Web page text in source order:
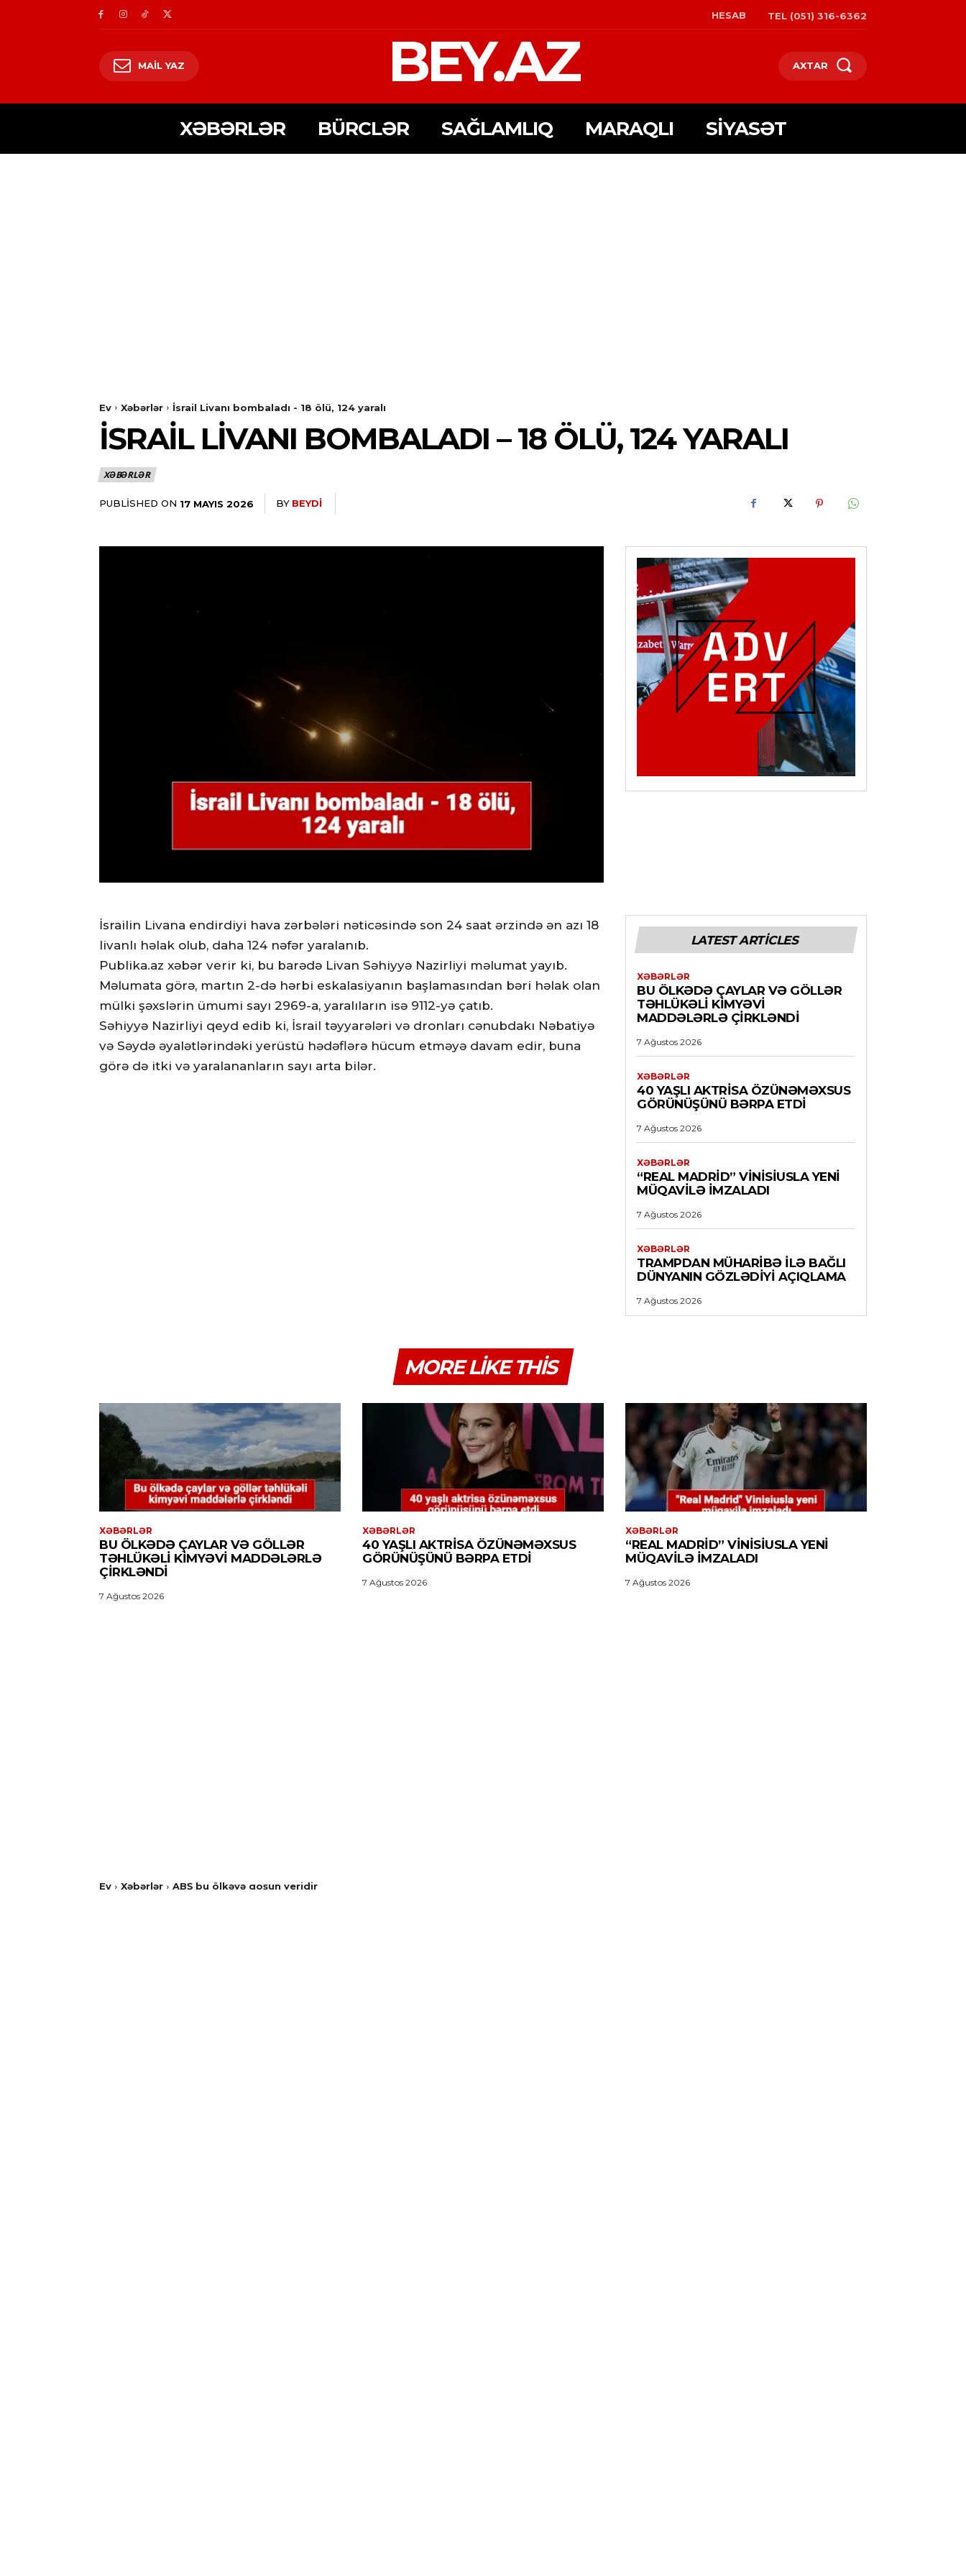
HESAB TEL (051) 316-6362
MAIL YAZ BEY.AZ AXTAR
XƏBƏRLƏR BÜRCLƏR SAĞLAMLIQ MARAQLI SIYASƏT
Ev Xəbərlər İsrail Livanı bombaladı - 18 ölü, 124 yaralı
İSRAIL LIVANI BOMBALADI – 18 ÖLÜ, 124 YARALI
XƏBƏRLƏR
PUBLISHED ON 17 MAYIS 2026 BY BEYDI
İsrailin Livana endirdiyi hava zərbələri nəticəsində son 24 saat ərzində ən azı 18
livanlı həlak olub, daha 124 nəfər yaralanıb.
Publika.az xəbər verir ki, bu barədə Livan Səhiyyə Nazirliyi məlumat yayıb.
Məlumata görə, martın 2-də hərbi eskalasiyanın başlamasından bəri həlak olan
mülki şəxslərin ümumi sayı 2969-a, yaralıların isə 9112-yə çatıb.
Səhiyyə Nazirliyi qeyd edib ki, İsrail təyyarələri və dronları cənubdakı Nəbatiyə
və Səydə əyalətlərindəki yerüstü hədəflərə hücum etməyə davam edir, buna
görə də itki və yaralananların sayı arta bilər.
LATEST ARTICLES
XƏBƏRLƏR
BU ÖLKƏDƏ ÇAYLAR VƏ GÖLLƏR
TƏHLÜKƏLI KIMYƏVI
MADDƏLƏRLƏ ÇIRKLƏNDI
7 Ağustos 2026
XƏBƏRLƏR
40 YAŞLI AKTRISA ÖZÜNƏMƏXSUS
GÖRÜNÜŞÜNÜ BƏRPA ETDI
7 Ağustos 2026
XƏBƏRLƏR
“REAL MADRID” VINISIUSLA YENI
MÜQAVILƏ IMZALADI
7 Ağustos 2026
XƏBƏRLƏR
TRAMPDAN MÜHARIBƏ ILƏ BAĞLI
DÜNYANIN GÖZLƏDIYI AÇIQLAMA
7 Ağustos 2026
MORE LIKE THIS
XƏBƏRLƏR
BU ÖLKƏDƏ ÇAYLAR VƏ GÖLLƏR
TƏHLÜKƏLI KIMYƏVI MADDƏLƏRLƏ
ÇIRKLƏNDI
7 Ağustos 2026
XƏBƏRLƏR
40 YAŞLI AKTRISA ÖZÜNƏMƏXSUS
GÖRÜNÜŞÜNÜ BƏRPA ETDI
7 Ağustos 2026
XƏBƏRLƏR
“REAL MADRID” VINISIUSLA YENI
MÜQAVILƏ IMZALADI
7 Ağustos 2026